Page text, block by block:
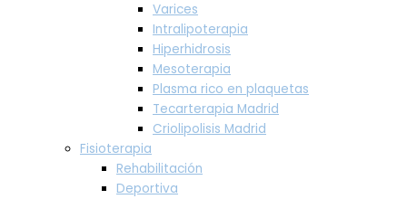
Varices
Intralipoterapia
Hiperhidrosis
Mesoterapia
Plasma rico en plaquetas
Tecarterapia Madrid
Criolipolisis Madrid
Fisioterapia
Rehabilitación
Deportiva